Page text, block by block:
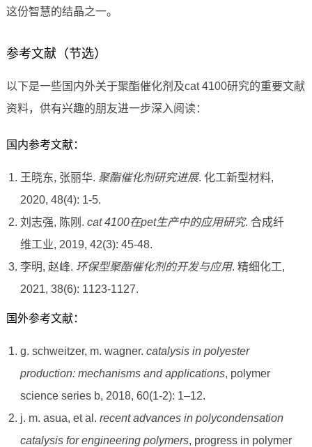
这份智慧的结晶之一。
参考文献（节选）
以下是一些国内外关于聚酯催化剂及cat 4100研究的重要文献
资料，供有兴趣的朋友进一步深入阅读：
国内参考文献：
王晓东, 张丽华. 聚酯催化剂研究进展. 化工新型材料,
2020, 48(4): 1-5.
刘志强, 陈刚. cat 4100在pet生产中的应用研究. 合成纤
维工业, 2019, 42(3): 45-48.
李明, 赵峰. 环保型聚酯催化剂的开发与应用. 精细化工,
2021, 38(6): 1123-1127.
国外参考文献：
g. schweitzer, m. wagner. catalysis in polyester
production: mechanisms and applications, polymer
science series b, 2018, 60(1-2): 1–12.
j. m. asua, et al. recent advances in polycondensation
catalysis for engineering polymers, progress in polymer